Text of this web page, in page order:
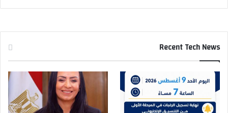
Recent Tech News